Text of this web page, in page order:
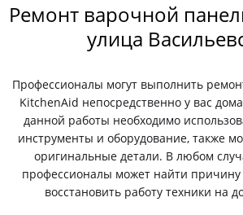
Ремонт варочной
улица
Профессионалы могут выполнить
KitchenAid непосредственно у вас
данной работы необходимо
инструменты и оборудование, также
оригинальные детали. В любом
профессионалы может найти причину
восстановить работу техники на